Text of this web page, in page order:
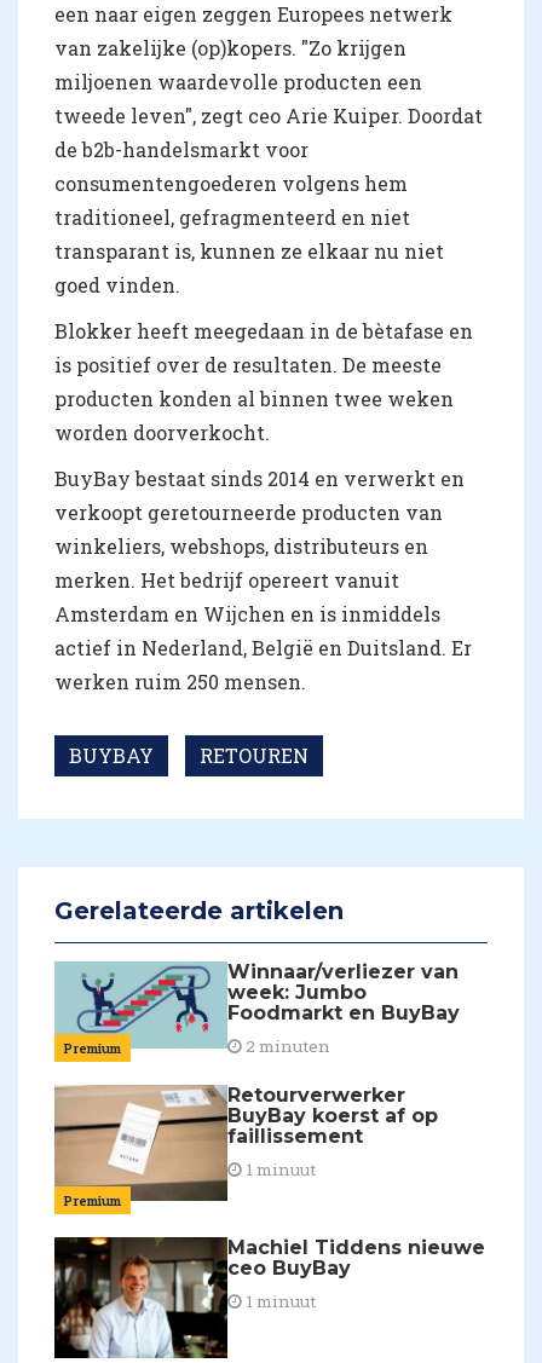
een naar eigen zeggen Europees netwerk
van zakelijke (op)kopers. "Zo krijgen
miljoenen waardevolle producten een
tweede leven", zegt ceo Arie Kuiper. Doordat
de b2b-handelsmarkt voor
consumentengoederen volgens hem
traditioneel, gefragmenteerd en niet
transparant is, kunnen ze elkaar nu niet
goed vinden.
Blokker heeft meegedaan in de bètafase en
is positief over de resultaten. De meeste
producten konden al binnen twee weken
worden doorverkocht.
BuyBay bestaat sinds 2014 en verwerkt en
verkoopt geretourneerde producten van
winkeliers, webshops, distributeurs en
merken. Het bedrijf opereert vanuit
Amsterdam en Wijchen en is inmiddels
actief in Nederland, België en Duitsland. Er
werken ruim 250 mensen.
BUYBAY RETOUREN
Gerelateerde artikelen
Premium
Winnaar/verliezer van
week: Jumbo
Foodmarkt en BuyBay
2 minuten
Premium
Retourverwerker
BuyBay koerst af op
faillissement
1 minuut
Machiel Tiddens nieuwe
ceo BuyBay
1 minuut